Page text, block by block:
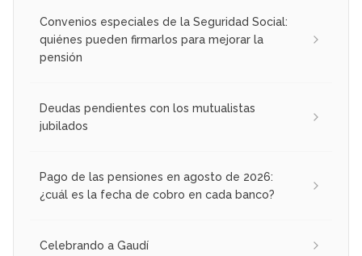
Convenios especiales de la Seguridad Social:
quiénes pueden firmarlos para mejorar la
pensión
Deudas pendientes con los mutualistas
jubilados
Pago de las pensiones en agosto de 2026:
¿cuál es la fecha de cobro en cada banco?
Celebrando a Gaudí